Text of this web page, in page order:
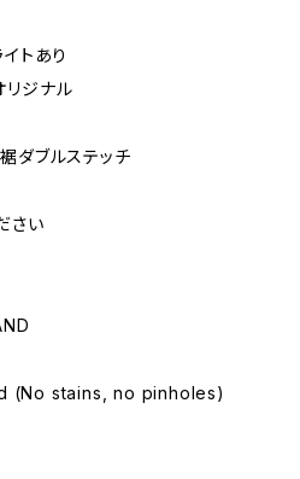
トあり
ジナル
ダブルステッチ
さい
(No stains, no pinholes)